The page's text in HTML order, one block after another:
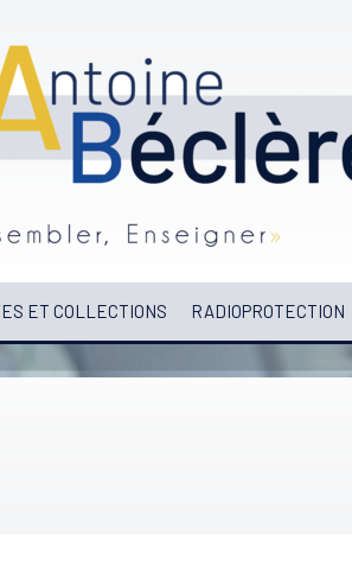
ET COLLECTIONS RADIOPROTECTION